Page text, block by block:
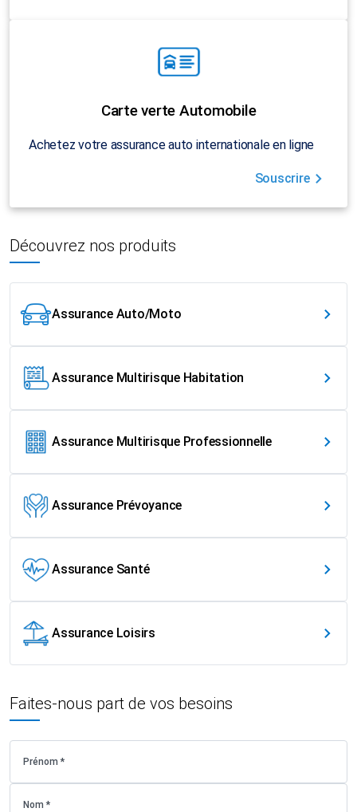
Carte verte Automobile
Achetez votre assurance auto internationale en ligne
Souscrire
Découvrez nos produits
Assurance Auto/Moto
Assurance Multirisque Habitation
Assurance Multirisque Professionnelle
Assurance Prévoyance
Assurance Santé
Assurance Loisirs
Faites-nous part de vos besoins